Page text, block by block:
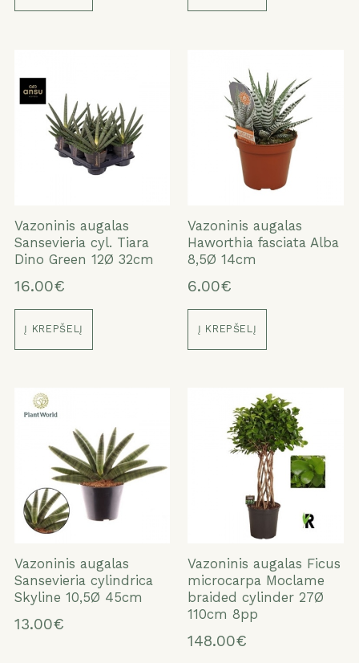
Vazoninis augalas
Sansevieria cyl. Tiara
Dino Green 12Ø 32cm
16.00€
Į KREPŠELĮ
Vazoninis augalas
Haworthia fasciata Alba
8,5Ø 14cm
6.00€
Į KREPŠELĮ
Vazoninis augalas
Sansevieria cylindrica
Skyline 10,5Ø 45cm
13.00€
Vazoninis augalas Ficus
microcarpa Moclame
braided cylinder 27Ø
110cm 8pp
148.00€